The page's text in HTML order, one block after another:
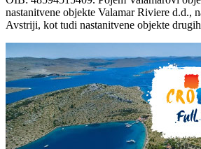
nastanitvene objekte Valamar Riviere d.d.,
Avstriji, kot tudi nastanitvene objekte